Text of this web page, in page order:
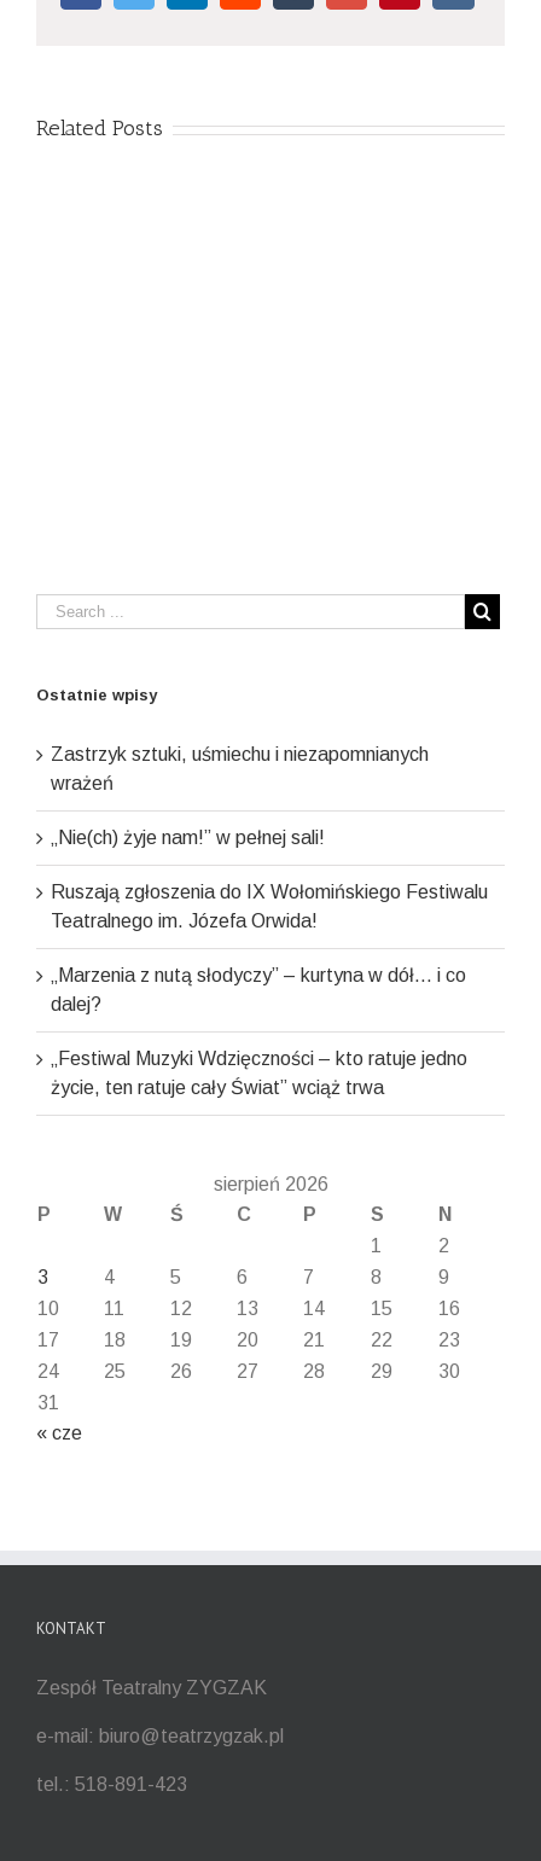
Related Posts
Ostatnie wpisy
Zastrzyk sztuki, uśmiechu i niezapomnianych
wrażeń
„Nie(ch) żyje nam!” w pełnej sali!
Ruszają zgłoszenia do IX Wołomińskiego Festiwalu
Teatralnego im. Józefa Orwida!
„Marzenia z nutą słodyczy” – kurtyna w dół… i co
dalej?
„Festiwal Muzyki Wdzięczności – kto ratuje jedno
życie, ten ratuje cały Świat” wciąż trwa
sierpień 2026
P
W Ś C P S
N
1
2
3
4 5 6 7 8
9
10
11 12 13 14 15
16
17
18 19 20 21 22
23
24
25 26 27 28 29
30
31
« cze
KONTAKT
Zespół Teatralny ZYGZAK
e-mail: biuro@teatrzygzak.pl
tel.: 518-891-423